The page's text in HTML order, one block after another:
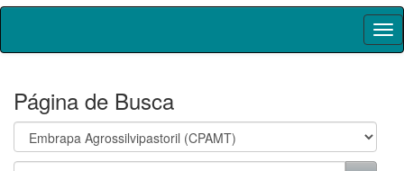
Skip
Página de Busca